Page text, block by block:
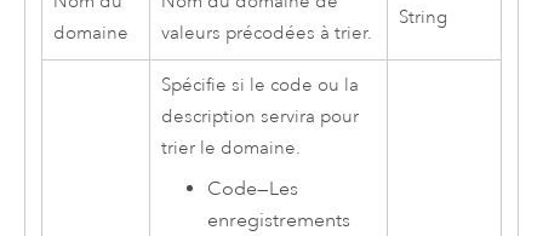
domaine
valeurs précodées à trier.
String
Spécifie si le code ou la
description servira pour
trier le domaine.
Code—Les
enregistrements